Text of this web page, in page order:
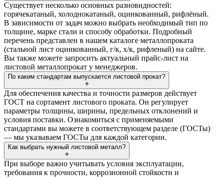
Существует несколько основных разновидностей:
горячекатаный, холоднокатаный, оцинкованный, рифлёный.
В зависимости от задач можно выбрать необходимый тип по
толщине, марке стали и способу обработки. Подробный
перечень представлен в нашем каталоге металлопроката
(стальной лист оцинкованный, г/к, х/к, рифленый) на сайте.
Вы также можете запросить актуальный прайс-лист на
листовой металлопрокат у менеджеров.
По каким стандартам выпускается листовой прокат?
Для обеспечения качества и точности размеров действует
ГОСТ на сортамент листового проката. Он регулирует
параметры толщины, ширины, предельных отклонений и
условия поставки. Ознакомиться с применяемыми
стандартами вы можете в соответствующем разделе (ГОСТы)
— мы указываем ГОСТы для каждой категории.
Как выбрать нужный листовой металл?
При выборе важно учитывать условия эксплуатации,
требования к прочности, коррозионной стойкости и